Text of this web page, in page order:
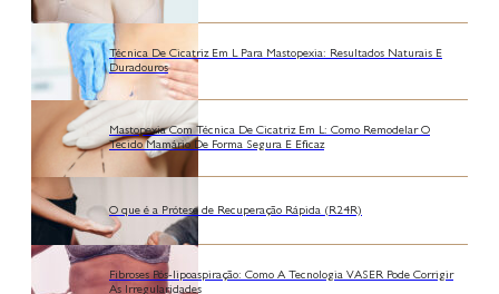
Técnica De Cicatriz Em L Para Mastopexia: Resultados Naturais E
Duradouros
Mastopexia Com Técnica De Cicatriz Em L: Como Remodelar O
Tecido Mamário De Forma Segura E Eficaz
O que é a Prótese de Recuperação Rápida (R24R)
Fibroses Pós-lipoaspiração: Como A Tecnologia VASER Pode Corrigir
As Irregularidades